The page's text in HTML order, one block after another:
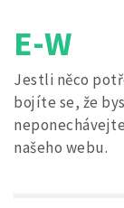
content
E-W
Jestli něco
bojíte se, že
našeho webu.